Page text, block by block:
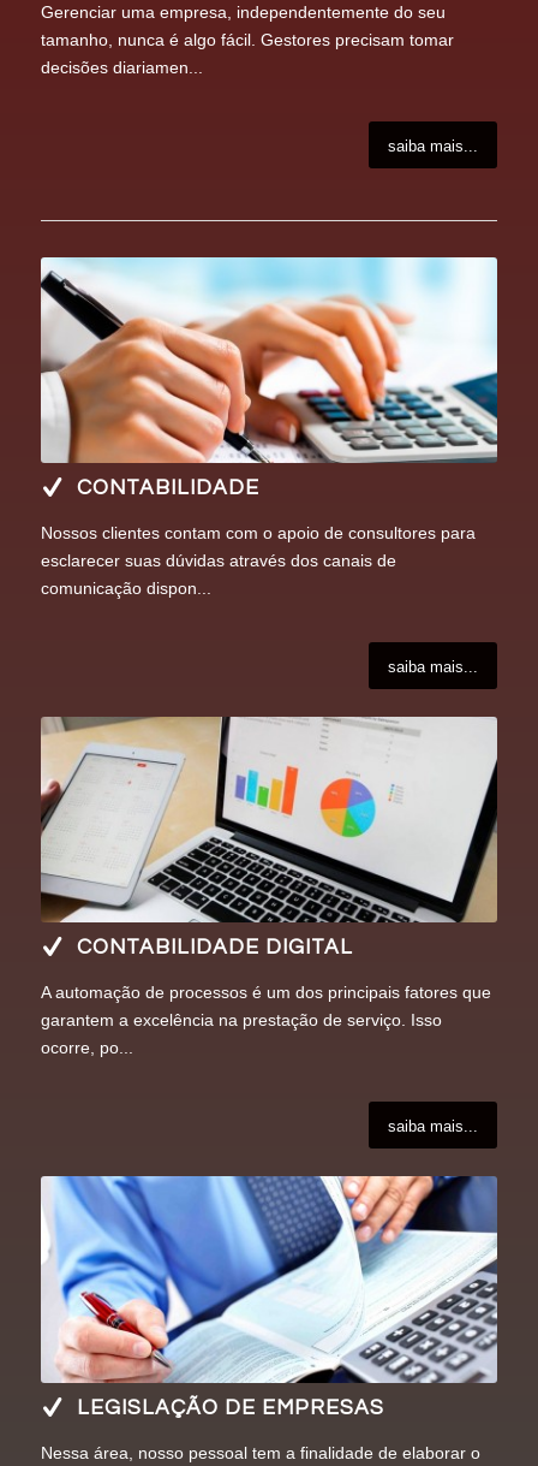
Gerenciar uma empresa, independentemente do seu
tamanho, nunca é algo fácil. Gestores precisam tomar
decisões diariamen...
saiba mais...
CONTABILIDADE
Nossos clientes contam com o apoio de consultores para
esclarecer suas dúvidas através dos canais de
comunicação dispon...
saiba mais...
CONTABILIDADE DIGITAL
A automação de processos é um dos principais fatores que
garantem a excelência na prestação de serviço. Isso
ocorre, po...
saiba mais...
LEGISLAÇÃO DE EMPRESAS
Nessa área, nosso pessoal tem a finalidade de elaborar o